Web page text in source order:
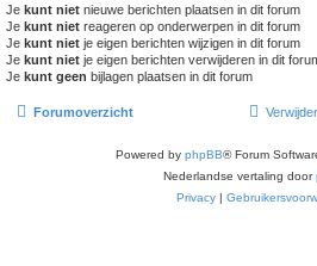
Je kunt niet nieuwe berichten plaatsen in dit forum
Je kunt niet reageren op onderwerpen in dit forum
Je kunt niet je eigen berichten wijzigen in dit forum
Je kunt niet je eigen berichten verwijderen in dit
Je kunt geen bijlagen plaatsen in dit forum
Forumoverzicht
Powered by phpBB® Forum
Nederlandse vertaling door
Privacy |